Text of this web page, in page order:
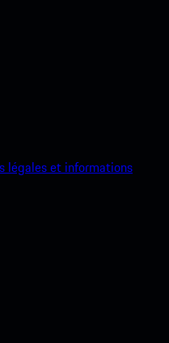
légales et informations